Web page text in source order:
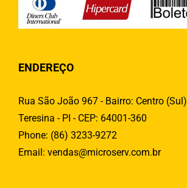
ENDEREÇO
Rua São João 967 - Bairro: Centro (Sul)
Teresina - PI - CEP: 64001-360
Phone: (86) 3233-9272
Email: vendas@microserv.com.br